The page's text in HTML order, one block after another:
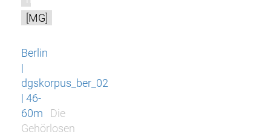
[MG]
Berlin
|
dgskorpus_ber_02
| 46-
60m
Die
Gehörlosen